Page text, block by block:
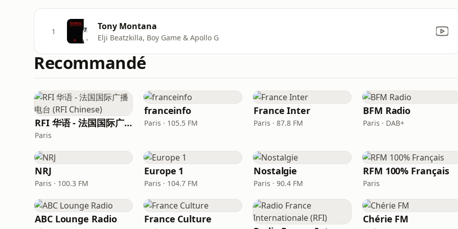
1 Tony Montana
Elji Beatzkilla, Boy Game & Apollo G
Recommandé
RFI 华语 - 法国国际广播电台 (RFI Chinese)
Paris
franceinfo
Paris · 105.5 FM
France Inter
Paris · 87.8 FM
BFM Radio
Paris · DAB+
NRJ
Paris · 100.3 FM
Europe 1
Paris · 104.7 FM
Nostalgie
Paris · 90.4 FM
RFM 100% Français
Paris
ABC Lounge Radio France Culture Chérie FM